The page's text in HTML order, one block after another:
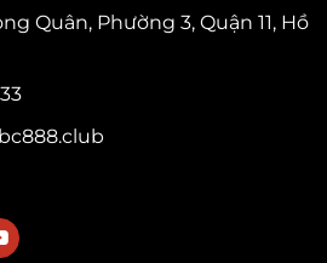
Quân, Phường 3, Quận 11, Hồ